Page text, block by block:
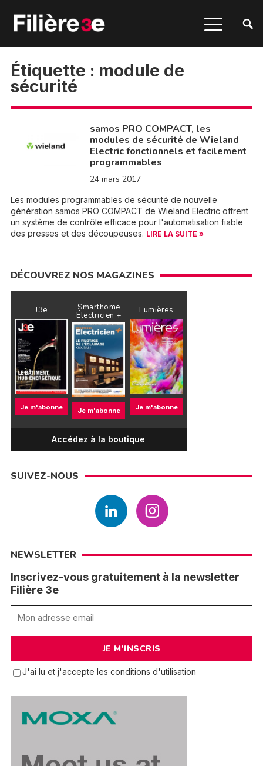
Étiquette : module de
sécurité
samos PRO COMPACT, les
modules de sécurité de Wieland
Electric fonctionnels et facilement
programmables
24 mars 2017
Les modules programmables de sécurité de nouvelle
génération samos PRO COMPACT de Wieland Electric offrent
un système de contrôle efficace pour l'automatisation fiable
des presses et des découpeuses. LIRE LA SUITE »
DÉCOUVREZ NOS MAGAZINES
J3e
Je m'abonne
Smarthome
Électricien +
Je m'abonne
Lumières
Je m'abonne
Accédez à la boutique
SUIVEZ-NOUS
NEWSLETTER
Inscrivez-vous gratuitement à la newsletter
Filière 3e
J'ai lu et j'accepte les conditions d'utilisation